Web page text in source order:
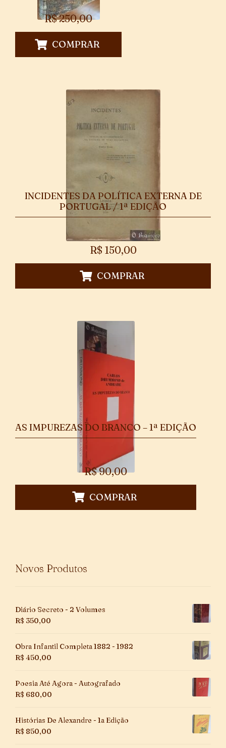
R$250,00
COMPRAR
INCIDENTES DA POLÍTICA EXTERNA DE
PORTUGAL / 1ª EDIÇÃO
R$ 150,00
COMPRAR
AS IMPUREZAS DO BRANCO – 1ª EDIÇÃO
R$90,00
COMPRAR
Novos Produtos
Diário Secreto - 2 Volumes
R$ 350,00
Obra Infantil Completa 1882 - 1982
R$ 450,00
Poesia Até Agora - Autografado
R$ 680,00
Histórias De Alexandre - 1a Edição
R$ 850,00